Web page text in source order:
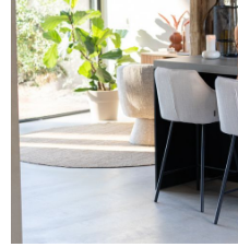
Mein Konto
Kontakt
+49 20341512060
Wir reagieren